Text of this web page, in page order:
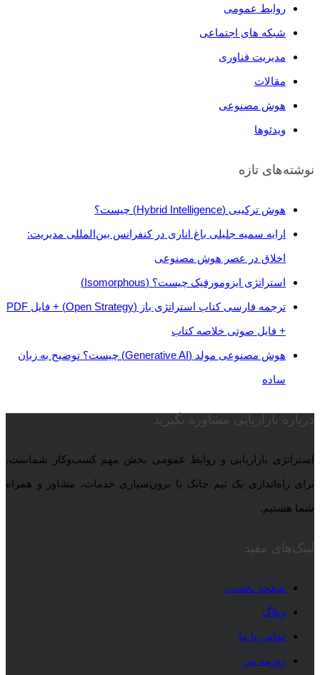
روابط عمومی
شبکه های اجتماعی
مدیریت فناوری
مقالات
هوش مصنوعی
ویدئو‌ها
نوشته‌های تازه
هوش ترکیبی (Hybrid Intelligence) چیست؟
ارايه سمیه جلیلی باغ اناری در کنفرانس بین‌المللی مدیریت:
اخلاق در عصر هوش مصنوعی
استراتژی‌ ایزومورفیک چیست؟ (Isomorphous)
ترجمه فارسی کتاب استراتژی باز (Open Strategy) + فایل PDF
+ فایل صوتی خلاصه کتاب
هوش مصنوعی مولد (Generative AI) چیست؟ توضیح به زبان
ساده
درباره بازاریابی مشاوره بگیرید
استراتژی بازاریابی و روابط عمومی بخش مهم کسب‌وکار شماست.
برای راه‌اندازی یک تیم چابک یا برون‌سپاری خدمات، مشاور و همراه
شما هستیم.
لینک‌های مفید
صفحه نخست
وبلاگ
تماس با ما
روزمه من